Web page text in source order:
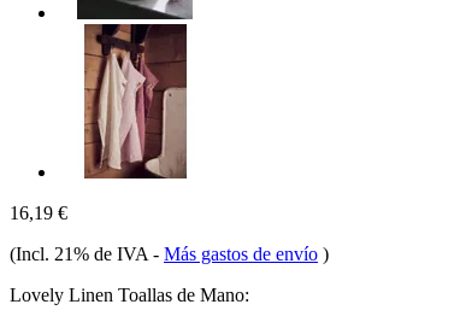
16,19 €
(Incl. 21% de IVA - Más gastos de envío )
Lovely Linen Toallas de Mano: